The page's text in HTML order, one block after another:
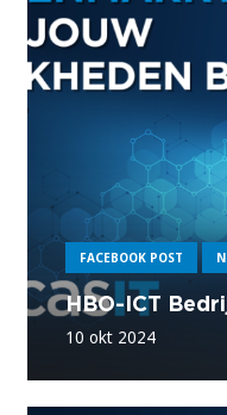
FACEBOOK POST
HBO-ICT
10 okt 2024